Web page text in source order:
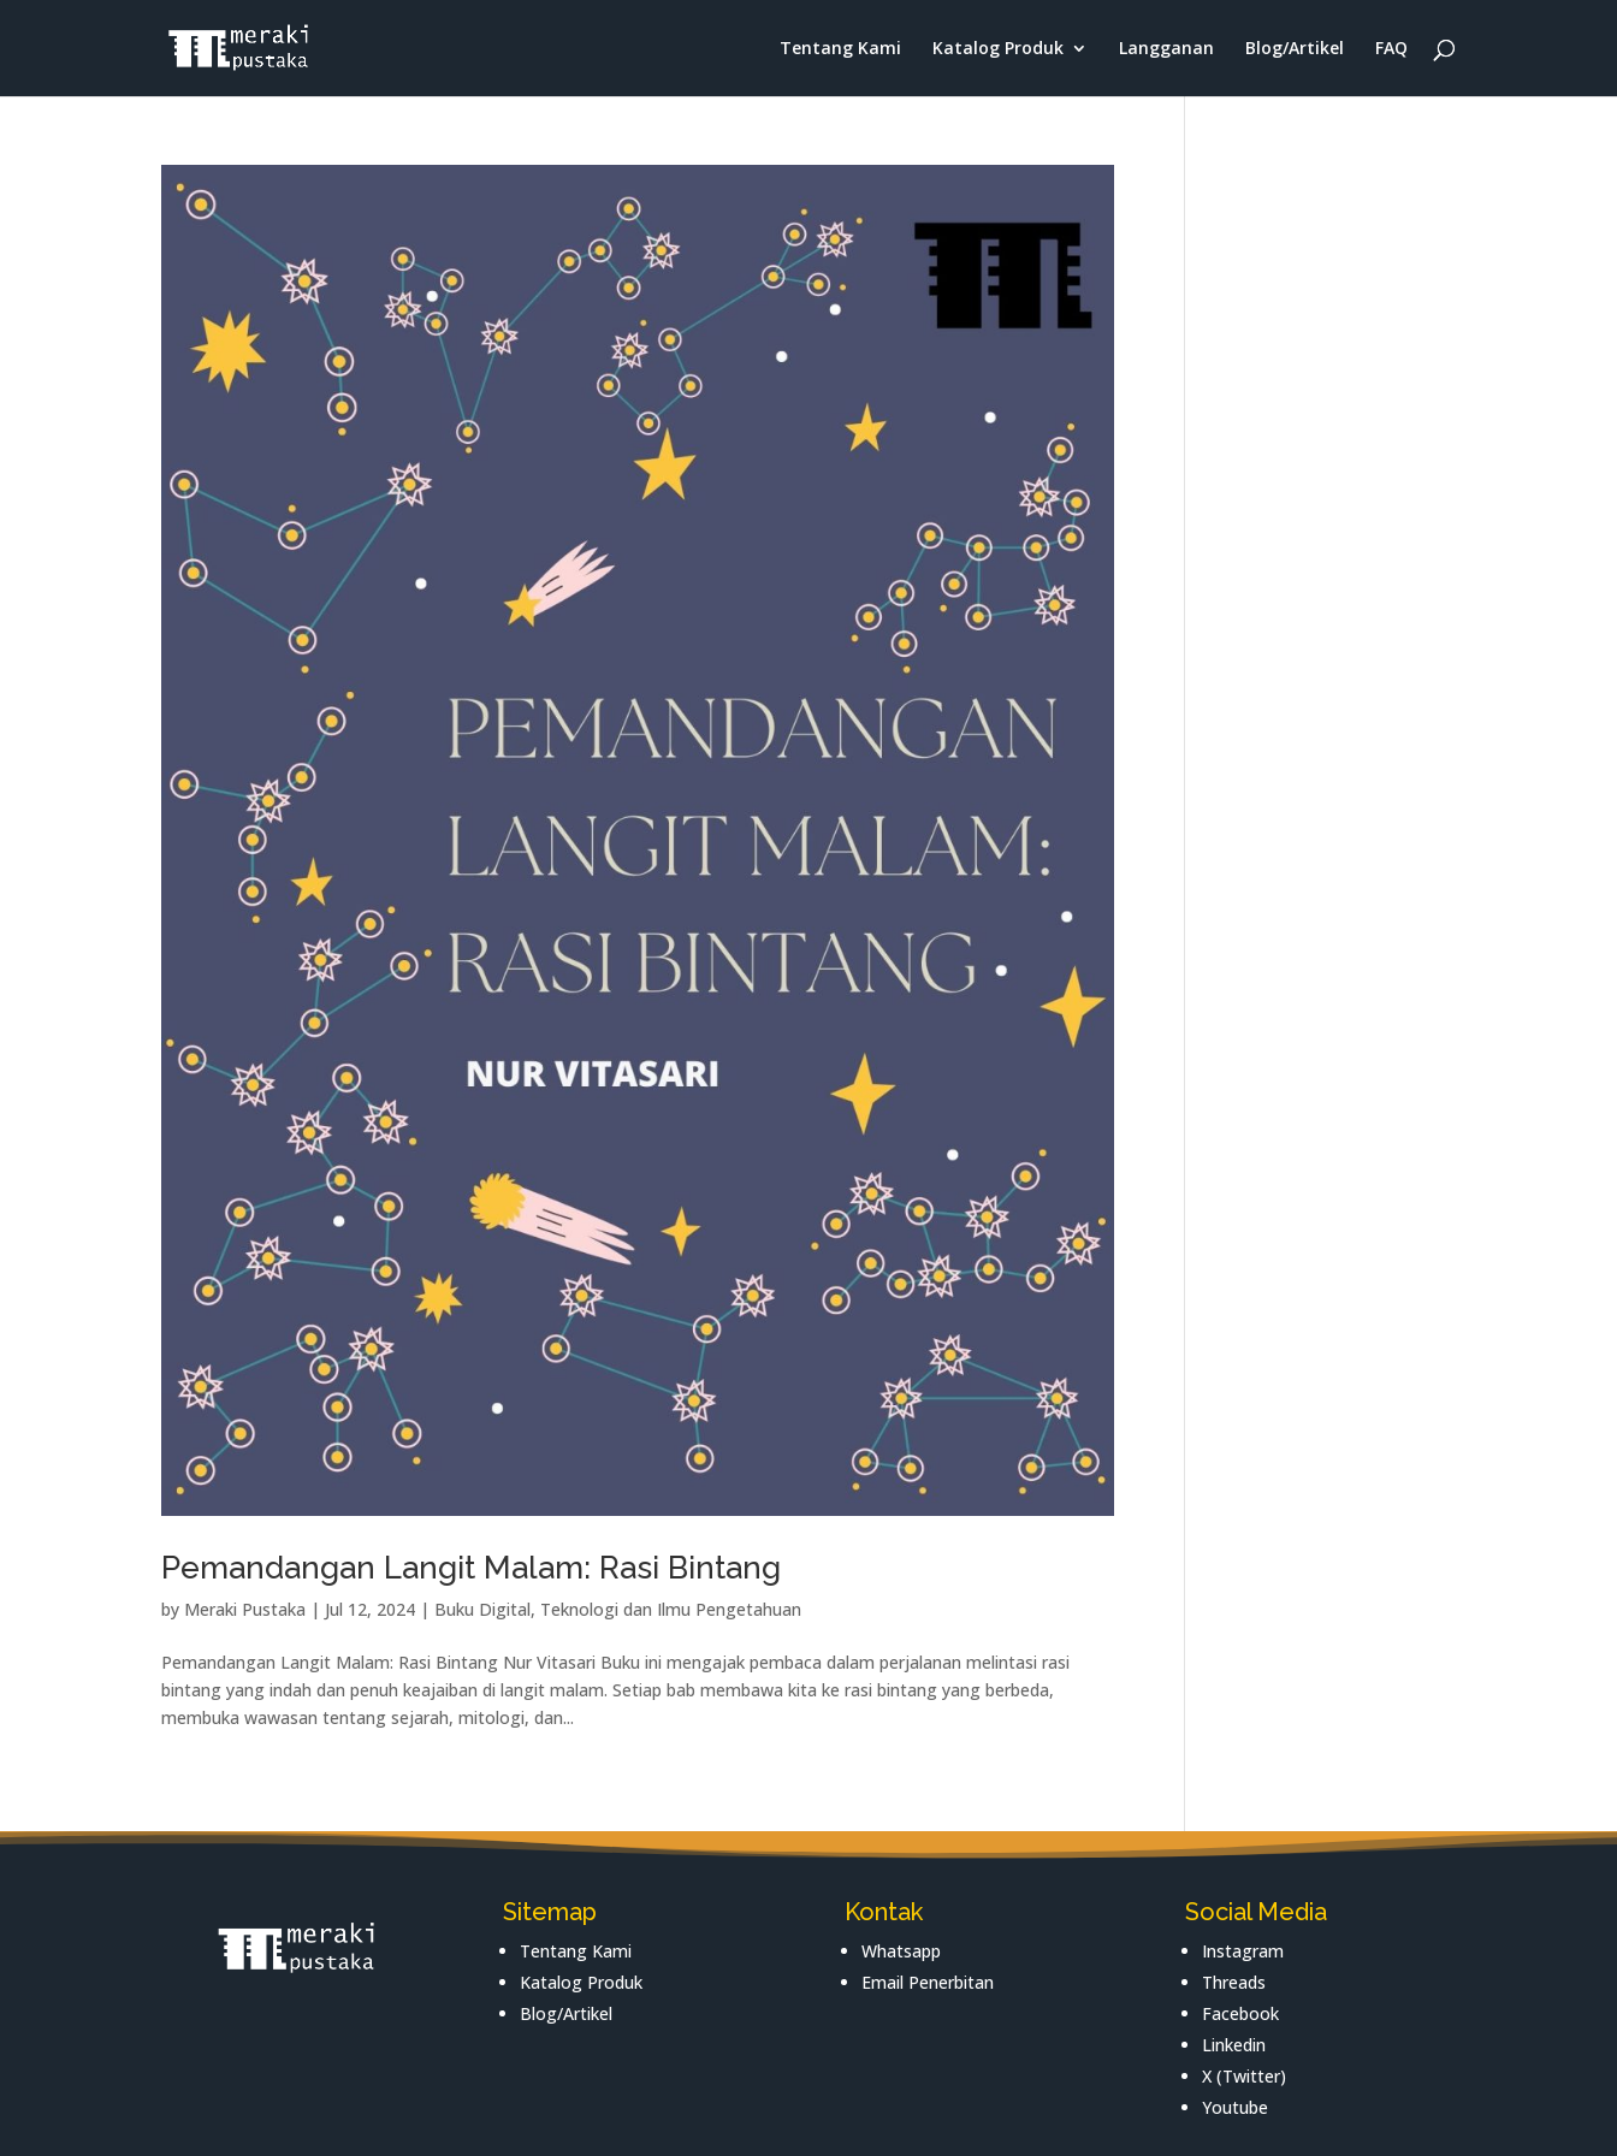
Tentang Kami Katalog Produk Langganan Blog/Artikel FAQ
Pemandangan Langit Malam: Rasi Bintang
by Meraki Pustaka | Jul 12, 2024 | Buku Digital, Teknologi dan Ilmu Pengetahuan
Pemandangan Langit Malam: Rasi Bintang Nur Vitasari Buku ini mengajak pembaca dalam perjalanan melintasi rasi
bintang yang indah dan penuh keajaiban di langit malam. Setiap bab membawa kita ke rasi bintang yang berbeda,
membuka wawasan tentang sejarah, mitologi, dan...
Sitemap
Tentang Kami
Katalog Produk
Blog/Artikel
Kontak
Whatsapp
Email Penerbitan
Social Media
Instagram
Threads
Facebook
Linkedin
X (Twitter)
Youtube